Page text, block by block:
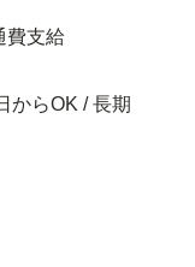
費支給
からOK / 長期